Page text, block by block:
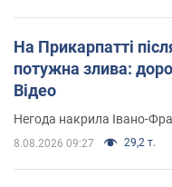
На Прикарпатті
потужна злива:
Відео
Негода накрила Івано-
8.08.2026 09:27 29,2 т.